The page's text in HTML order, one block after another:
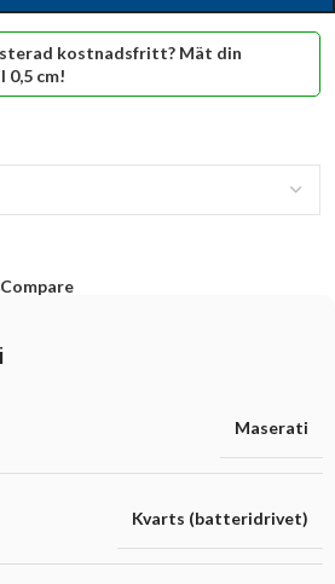
kostnadsfritt? Mät din
0,5 cm!
Compare
Maserati
Kvarts (batteridrivet)